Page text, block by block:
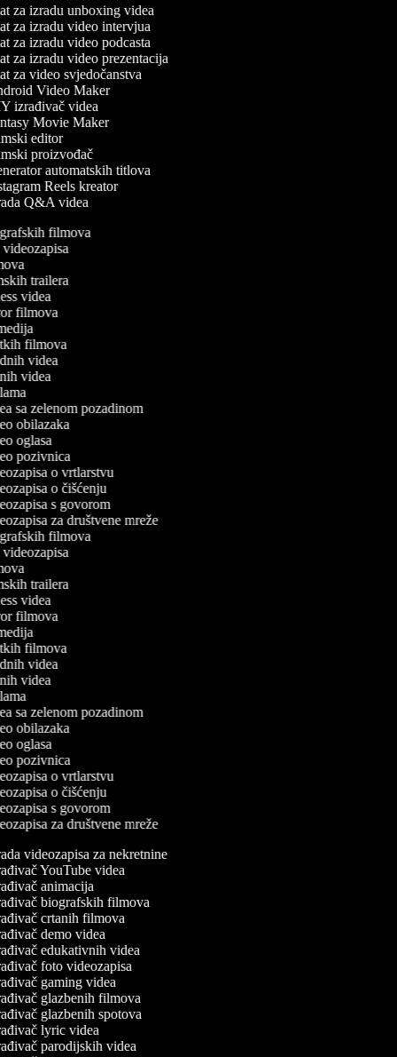
za izradu unboxing videa
za izradu video intervjua
za izradu video podcasta
za izradu video prezentacija
za video svjedočanstva
Video Maker
izrađivač videa
Movie Maker
editor
proizvođač
automatskih titlova
Reels kreator
Q&A videa
filmova
videozapisa
trailera
videa
filmova
filmova
videa
videa
sa zelenom pozadinom
obilazaka
oglasa
pozivnica
o vrtlarstvu
o čišćenju
s govorom
za društvene mreže
filmova
videozapisa
trailera
videa
filmova
filmova
videa
videa
sa zelenom pozadinom
obilazaka
oglasa
pozivnica
o vrtlarstvu
o čišćenju
s govorom
za društvene mreže
videozapisa za nekretnine
YouTube videa
animacija
biografskih filmova
crtanih filmova
demo videa
edukativnih videa
foto videozapisa
gaming videa
glazbenih filmova
glazbenih spotova
lyric videa
parodijskih videa